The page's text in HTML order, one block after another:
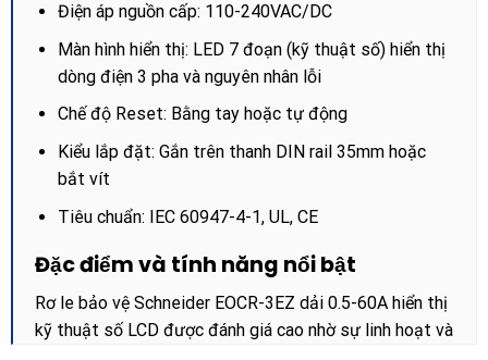
Điện áp nguồn cấp: 110-240VAC/DC
Màn hình hiển thị: LED 7 đoạn (kỹ thuật số) hiển thị
dòng điện 3 pha và nguyên nhân lỗi
Chế độ Reset: Bằng tay hoặc tự động
Kiểu lắp đặt: Gắn trên thanh DIN rail 35mm hoặc
bắt vít
Tiêu chuẩn: IEC 60947-4-1, UL, CE
Đặc điểm và tính năng nổi bật
Rơ le bảo vệ Schneider EOCR-3EZ dải 0.5-60A hiển thị
kỹ thuật số LCD được đánh giá cao nhờ sự linh hoạt và